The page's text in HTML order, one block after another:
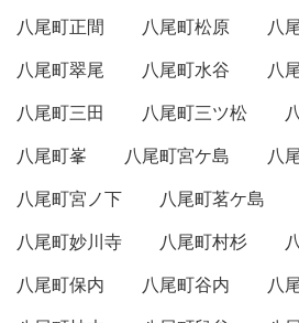
八尾町正間
八尾町松原
八
八尾町翠尾
八尾町水谷
八
八尾町三田
八尾町三ツ松
八尾町峯
八尾町宮ケ島
八
八尾町宮ノ下
八尾町茗ケ島
八尾町妙川寺
八尾町村杉
八尾町保内
八尾町谷内
八